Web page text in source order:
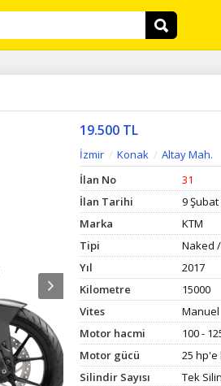
19.500 TL
İzmir Konak
Altay Mah.
İlan No
31
İlan Tarihi
9 Şubat
Marka
KTM
Tipi
Naked
Yıl
2017
Kilometre
15000
Vites
Manuel
Motor hacmi
100 -
Motor gücü
25
Silindir Sayısı
Tek